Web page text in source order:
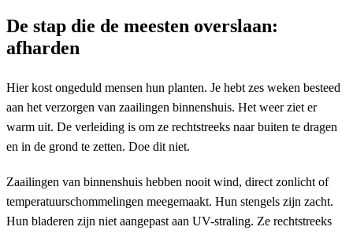
De stap die de meesten overslaan:
afharden
Hier kost ongeduld mensen hun planten. Je hebt zes weken besteed
aan het verzorgen van zaailingen binnenshuis. Het weer ziet er
warm uit. De verleiding is om ze rechtstreeks naar buiten te dragen
en in de grond te zetten. Doe dit niet.
Zaailingen van binnenshuis hebben nooit wind, direct zonlicht of
temperatuurschommelingen meegemaakt. Hun stengels zijn zacht.
Hun bladeren zijn niet aangepast aan UV-straling. Ze rechtstreeks